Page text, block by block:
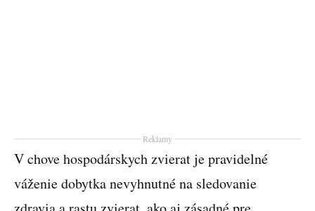
Reklamy
V chove hospodárskych zvierat je pravidelné
váženie dobytka nevyhnutné na sledovanie